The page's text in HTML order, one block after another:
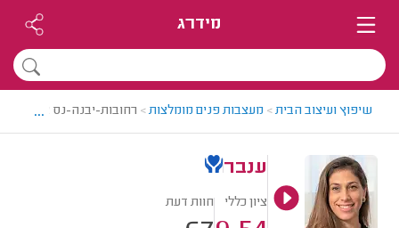
מידרג
שיפוץ ועיצוב הבית> מעצבות פנים מומלצות> רחובות-יבנה-נס ציונה >
...
ענבר
ציון כללי חוות דעת